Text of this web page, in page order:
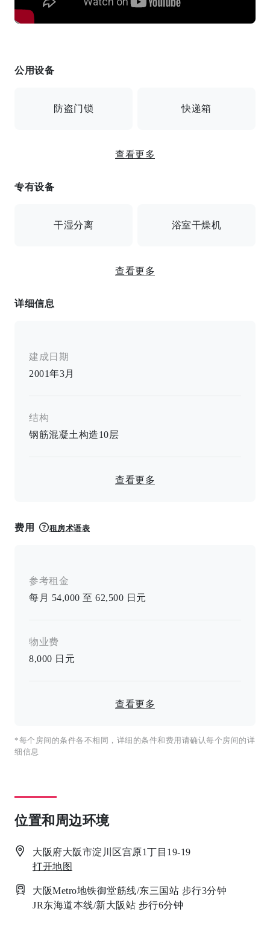
公用设备
防盗门锁 快递箱
查看更多
专有设备
干湿分离 浴室干燥机
查看更多
详细信息
建成日期
2001年3月
结构
钢筋混凝土构造10层
查看更多
费用 租房术语表
参考租金
每月 54,000 至 62,500 日元
物业费
8,000 日元
查看更多
*每个房间的条件各不相同，详细的条件和费用请确认每个房间的详
细信息
位置和周边环境
大阪府大阪市淀川区宫原1丁目19-19
打开地图
大阪Metro地铁御堂筋线/东三国站 步行3分钟
JR东海道本线/新大阪站 步行6分钟